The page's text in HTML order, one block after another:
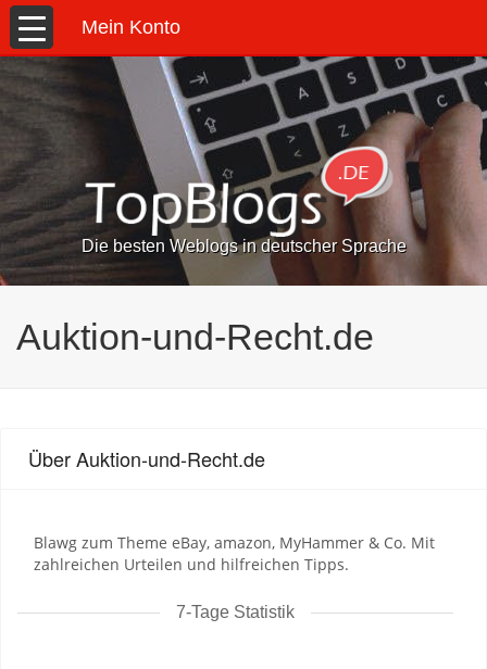
Mein Konto
Die besten Weblogs in deutscher Sprache
Auktion-und-Recht.de
Über Auktion-und-Recht.de
Blawg zum Theme eBay, amazon, MyHammer & Co. Mit
zahlreichen Urteilen und hilfreichen Tipps.
7-Tage Statistik